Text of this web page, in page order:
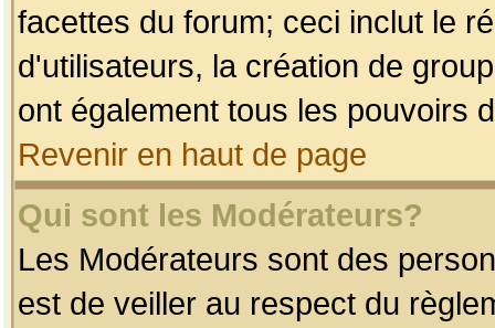
facettes du forum; ceci inclut le
d'utilisateurs, la création de
ont également tous les pouvoirs
Revenir en haut de page
Qui sont les Modérateurs?
Les Modérateurs sont des
est de veiller au respect du